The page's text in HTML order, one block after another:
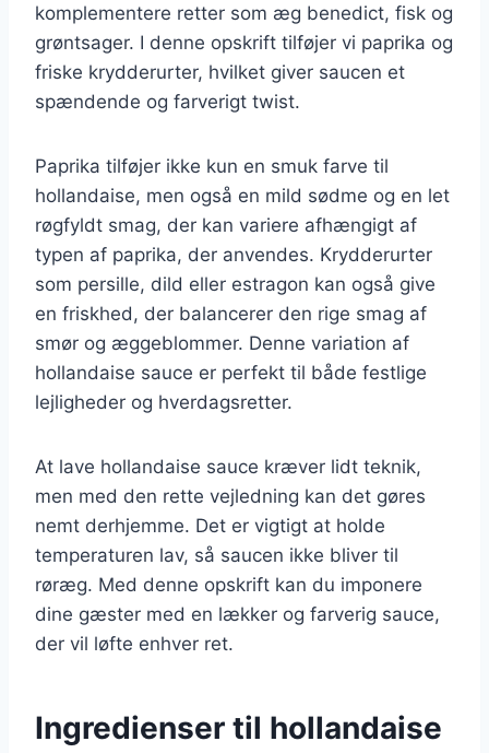
komplementere retter som æg benedict, fisk og
grøntsager. I denne opskrift tilføjer vi paprika og
friske krydderurter, hvilket giver saucen et
spændende og farverigt twist.
Paprika tilføjer ikke kun en smuk farve til
hollandaise, men også en mild sødme og en let
røgfyldt smag, der kan variere afhængigt af
typen af paprika, der anvendes. Krydderurter
som persille, dild eller estragon kan også give
en friskhed, der balancerer den rige smag af
smør og æggeblommer. Denne variation af
hollandaise sauce er perfekt til både festlige
lejligheder og hverdagsretter.
At lave hollandaise sauce kræver lidt teknik,
men med den rette vejledning kan det gøres
nemt derhjemme. Det er vigtigt at holde
temperaturen lav, så saucen ikke bliver til
røræg. Med denne opskrift kan du imponere
dine gæster med en lækker og farverig sauce,
der vil løfte enhver ret.
Ingredienser til hollandaise